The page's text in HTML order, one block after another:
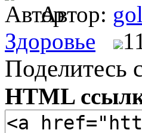
Автор:
Здоровье
Поделитесь
HTML